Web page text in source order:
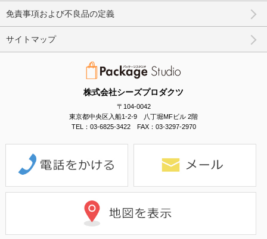
株式会社シーズプロダクツ
〒104-0042
東京都中央区入船1-2-9 八丁堀MFビル 2階
TEL：03-6825-3422 FAX：03-3297-2970
免責事項および不良品の定義
サイトマップ